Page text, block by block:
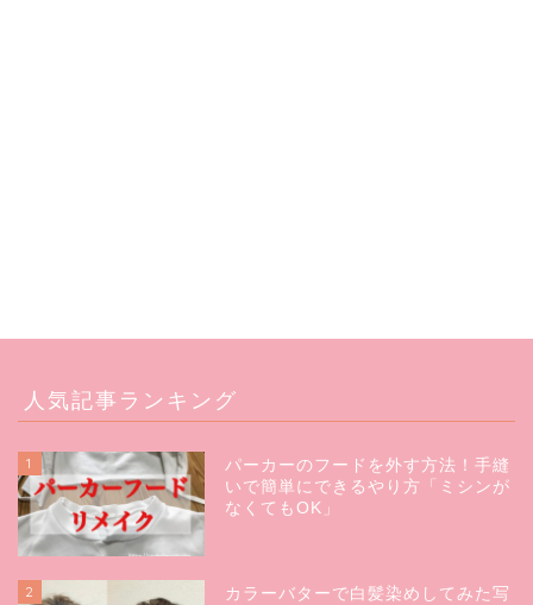
人気記事ランキング
1
パーカーのフードを外す方法！手縫
いで簡単にできるやり方「ミシンが
なくてもOK」
2
カラーバターで白髪染めしてみた写